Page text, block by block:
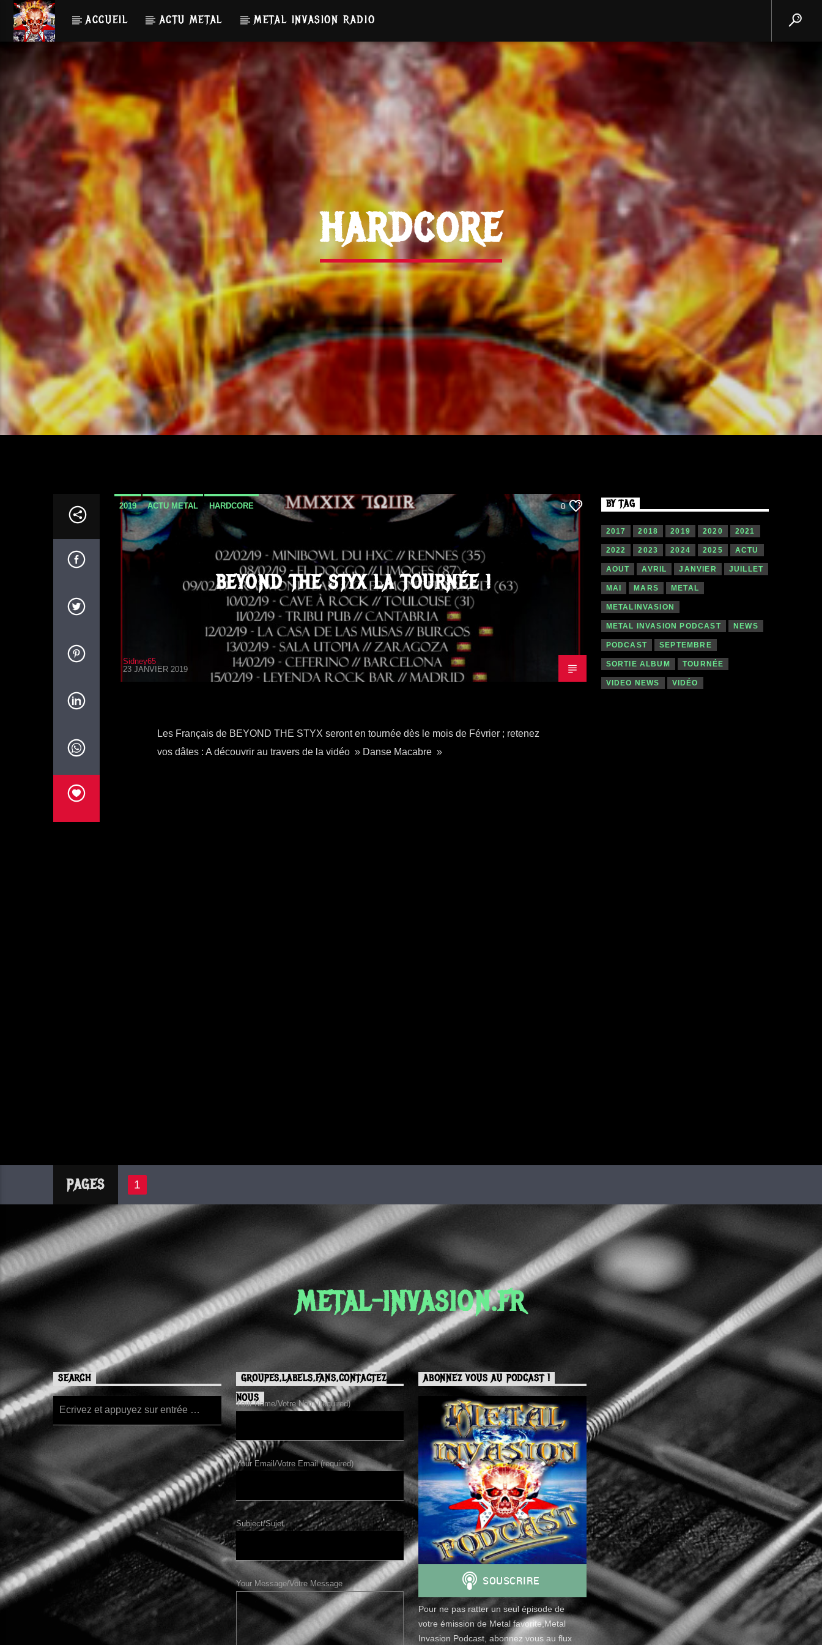
ACCUEIL ACTU METAL METAL INVASION RADIO
HARDCORE
2019 ACTU METAL HARDCORE 0
BEYOND THE STYX LA TOURNÉE !
Sidney65
23 JANVIER 2019
Les Français de BEYOND THE STYX seront en tournée dès le mois de Février ; retenez
vos dâtes : A découvrir au travers de la vidéo » Danse Macabre »
BY TAG
2017 2018 2019 2020 2021
2022 2023 2024 2025 ACTU
AOUT AVRIL JANVIER JUILLET
MAI MARS METAL
METALINVASION
METAL INVASION PODCAST NEWS
PODCAST SEPTEMBRE
SORTIE ALBUM TOURNÉE
VIDEO NEWS VIDÉO
PAGES 1
METAL-INVASION.FR
SEARCH
GROUPES,LABELS,FANS,CONTACTEZ
NOUS
Your Name/Votre Nom (required)
Your Email/Votre Email (required)
Subject/Sujet
Your Message/Votre Message
ABONNEZ VOUS AU PODCAST !
Pour ne pas ratter un seul épisode de
votre émission de Metal favorite,Metal
Invasion Podcast, abonnez vous au flux